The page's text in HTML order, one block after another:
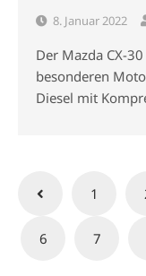
8. Januar 2022
Der Mazda CX-
besonderen
Diesel mit
der
1
6 7